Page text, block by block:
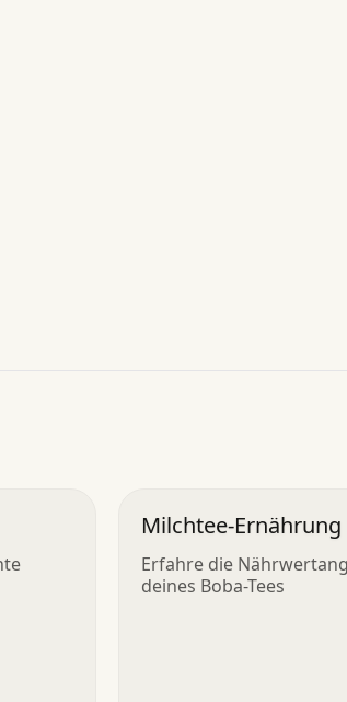
Milchtee-Ernährung
Erfahre die
deines Boba-Tees